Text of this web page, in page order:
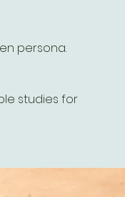
persona.
studies for